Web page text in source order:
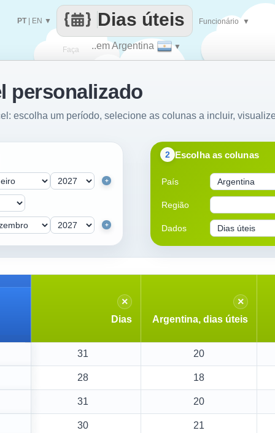
Faça
cada
..em Argentina ▼
Dias úteis
PT| EN ▼ Funcionário ▼
personalizado
escolha um período, selecione as colunas a incluir,
2 Escolha as colunas
País
Região
Dados
+
+
×
Dias
×
Argentina, dias úteis
31 20
28 18
31 20
30 21